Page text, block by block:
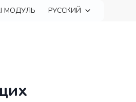
МОДУЛЬ РУССКИЙ